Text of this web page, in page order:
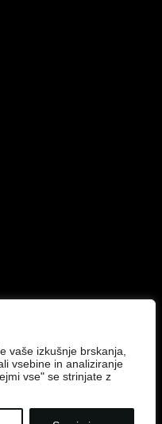
vaše izkušnje brskanja,
vsebine in analiziranje
vse" se strinjate z